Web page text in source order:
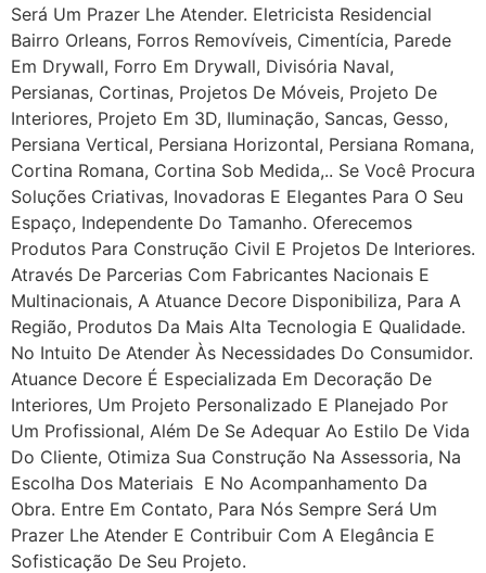
Será Um Prazer Lhe Atender. Eletricista Residencial
Bairro Orleans, Forros Removíveis, Cimentícia, Parede
Em Drywall, Forro Em Drywall, Divisória Naval,
Persianas, Cortinas, Projetos De Móveis, Projeto De
Interiores, Projeto Em 3D, Iluminação, Sancas, Gesso,
Persiana Vertical, Persiana Horizontal, Persiana Romana,
Cortina Romana, Cortina Sob Medida,.. Se Você Procura
Soluções Criativas, Inovadoras E Elegantes Para O Seu
Espaço, Independente Do Tamanho. Oferecemos
Produtos Para Construção Civil E Projetos De Interiores.
Através De Parcerias Com Fabricantes Nacionais E
Multinacionais, A Atuance Decore Disponibiliza, Para A
Região, Produtos Da Mais Alta Tecnologia E Qualidade.
No Intuito De Atender Às Necessidades Do Consumidor.
Atuance Decore É Especializada Em Decoração De
Interiores, Um Projeto Personalizado E Planejado Por
Um Profissional, Além De Se Adequar Ao Estilo De Vida
Do Cliente, Otimiza Sua Construção Na Assessoria, Na
Escolha Dos Materiais E No Acompanhamento Da
Obra. Entre Em Contato, Para Nós Sempre Será Um
Prazer Lhe Atender E Contribuir Com A Elegância E
Sofisticação De Seu Projeto.